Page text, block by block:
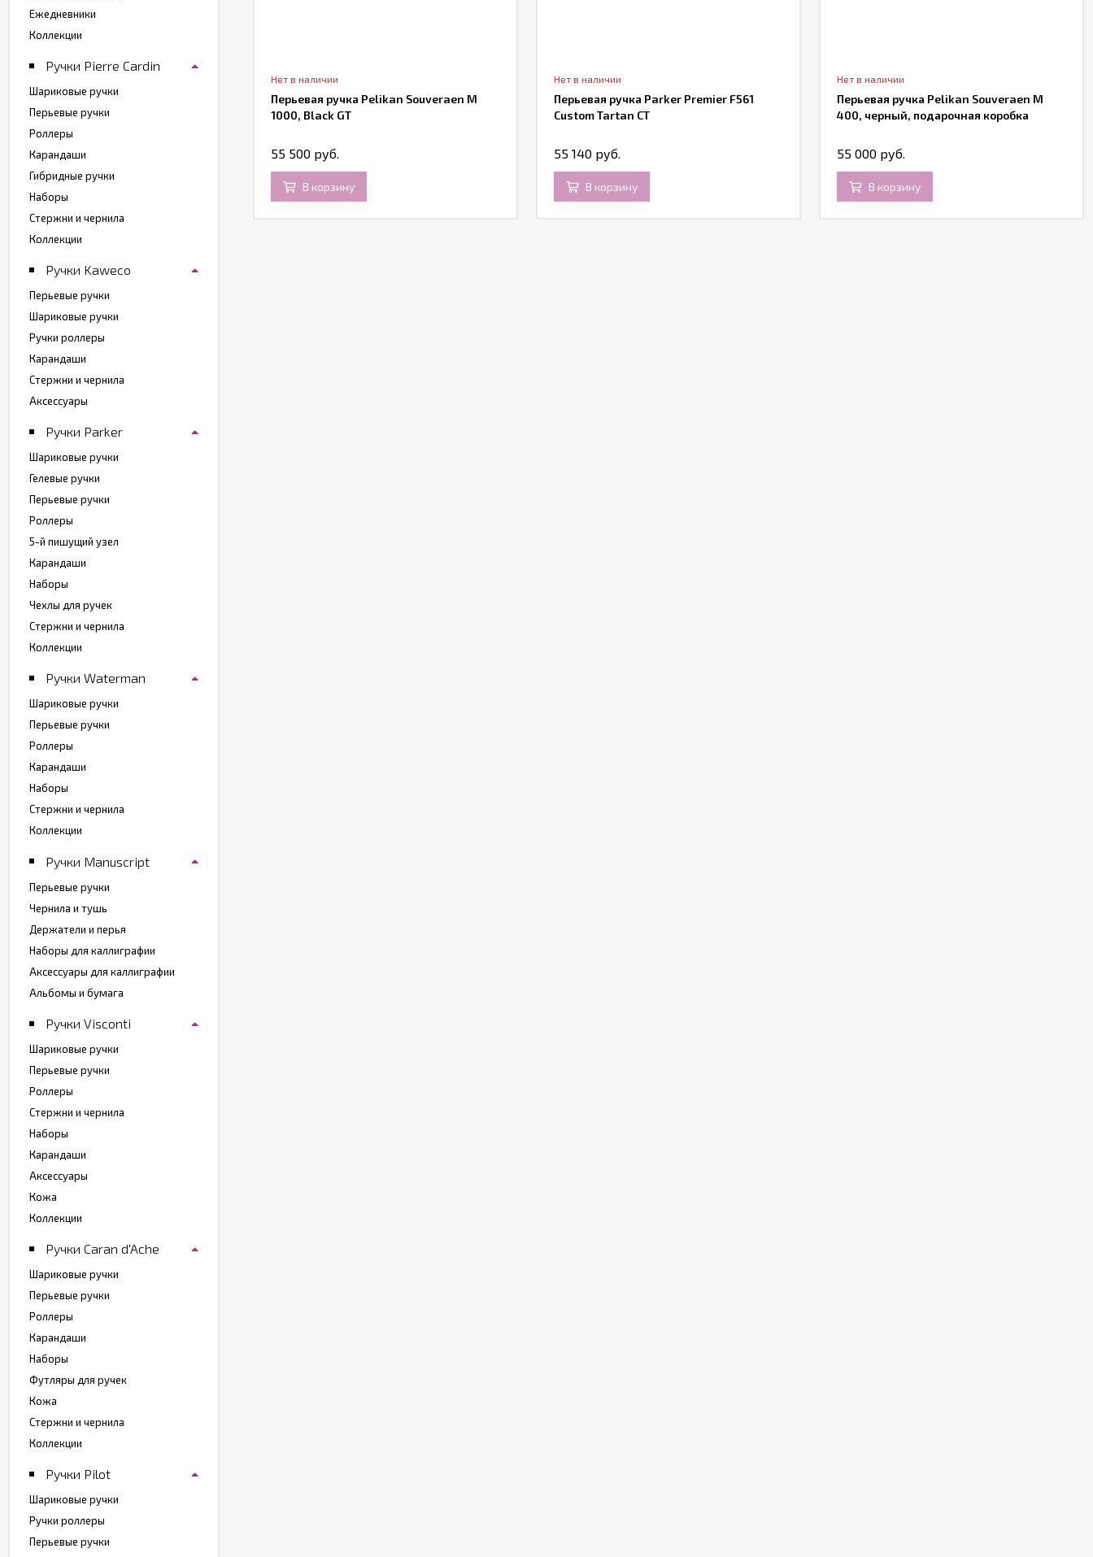
ручка Cross Peerless
Quartz Blue Engraved
605,85 руб.
В корзину
Нет в наличии
Перьевая ручка Pelikan Souveraen M
1000, Black GT
55 500 руб.
В корзину
Нет в наличии
Перьевая ручка Parker Premier F561
Custom Tartan CT
55 140 руб.
В корзину
Нет в наличии
Перьевая ручка Pelikan Souveraen M
400, черный, подарочная коробка
55 000 руб.
В корзину
Ежедневники
Коллекции
Ручки Pierre Cardin
Шариковые ручки
Перьевые ручки
Роллеры
Карандаши
Гибридные ручки
Наборы
Стержни и чернила
Коллекции
Ручки Kaweco
Перьевые ручки
Шариковые ручки
Ручки роллеры
Карандаши
Стержни и чернила
Аксессуары
Ручки Parker
Шариковые ручки
Гелевые ручки
Перьевые ручки
Роллеры
5-й пишущий узел
Карандаши
Наборы
Чехлы для ручек
Стержни и чернила
Коллекции
Ручки Waterman
Шариковые ручки
Перьевые ручки
Роллеры
Карандаши
Наборы
Стержни и чернила
Коллекции
Ручки Manuscript
Перьевые ручки
Чернила и тушь
Держатели и перья
Наборы для каллиграфии
Аксессуары для каллиграфии
Альбомы и бумага
Ручки Visconti
Шариковые ручки
Перьевые ручки
Роллеры
Стержни и чернила
Наборы
Карандаши
Аксессуары
Кожа
Коллекции
Ручки Caran d'Ache
Шариковые ручки
Перьевые ручки
Роллеры
Карандаши
Наборы
Футляры для ручек
Кожа
Стержни и чернила
Коллекции
Ручки Pilot
Шариковые ручки
Ручки роллеры
Перьевые ручки